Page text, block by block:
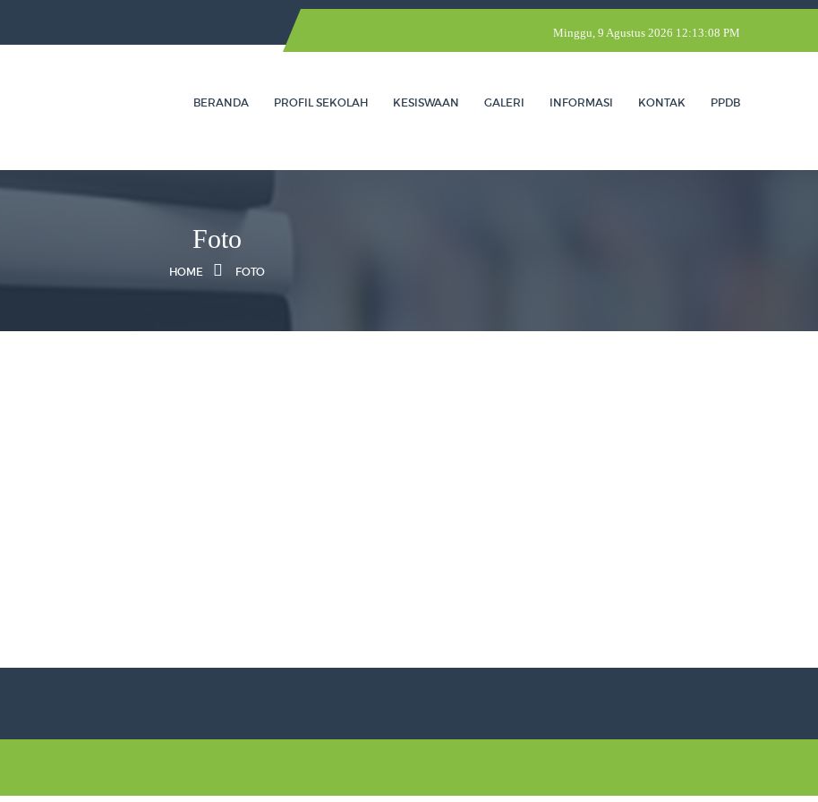
Minggu, 9 Agustus 2026 12:13:08 PM
BERANDA PROFIL SEKOLAH KESISWAAN GALERI INFORMASI KONTAK PPDB
Foto
HOME FOTO